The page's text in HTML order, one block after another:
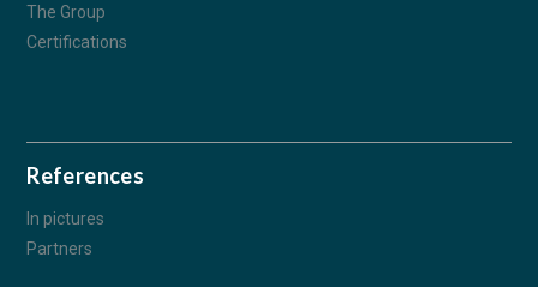
The Group
Certifications
References
In pictures
Partners